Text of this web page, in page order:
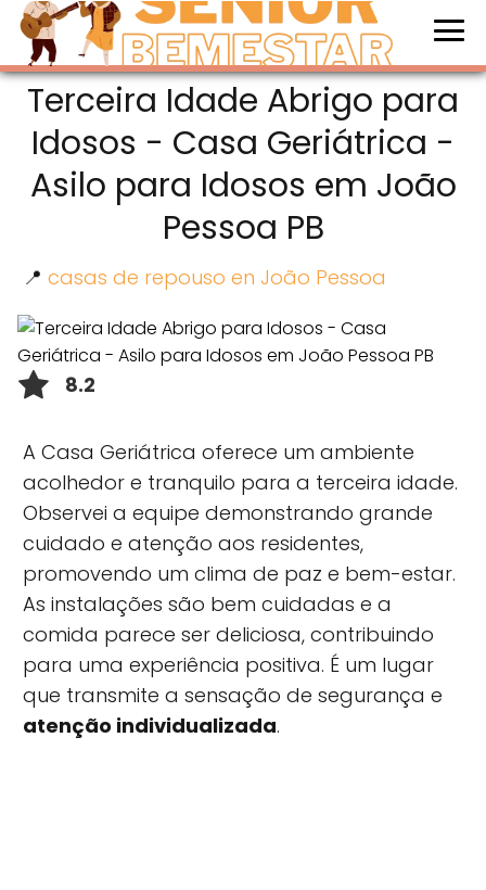
Terceira Idade Abrigo para
Idosos - Casa Geriátrica -
Asilo para Idosos em João
Pessoa PB
📍 casas de repouso en João Pessoa
8.2
A Casa Geriátrica oferece um ambiente
acolhedor e tranquilo para a terceira idade.
Observei a equipe demonstrando grande
cuidado e atenção aos residentes,
promovendo um clima de paz e bem-estar.
As instalações são bem cuidadas e a
comida parece ser deliciosa, contribuindo
para uma experiência positiva. É um lugar
que transmite a sensação de segurança e
atenção individualizada.